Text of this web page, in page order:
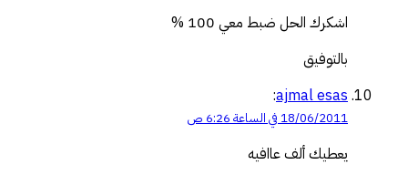
اشكرك الحل ضبط معي 100 %
بالتوفيق
ajmal esas
:
18/06/2011 في الساعة 6:26 ص
يعطيك ألف عاافيه